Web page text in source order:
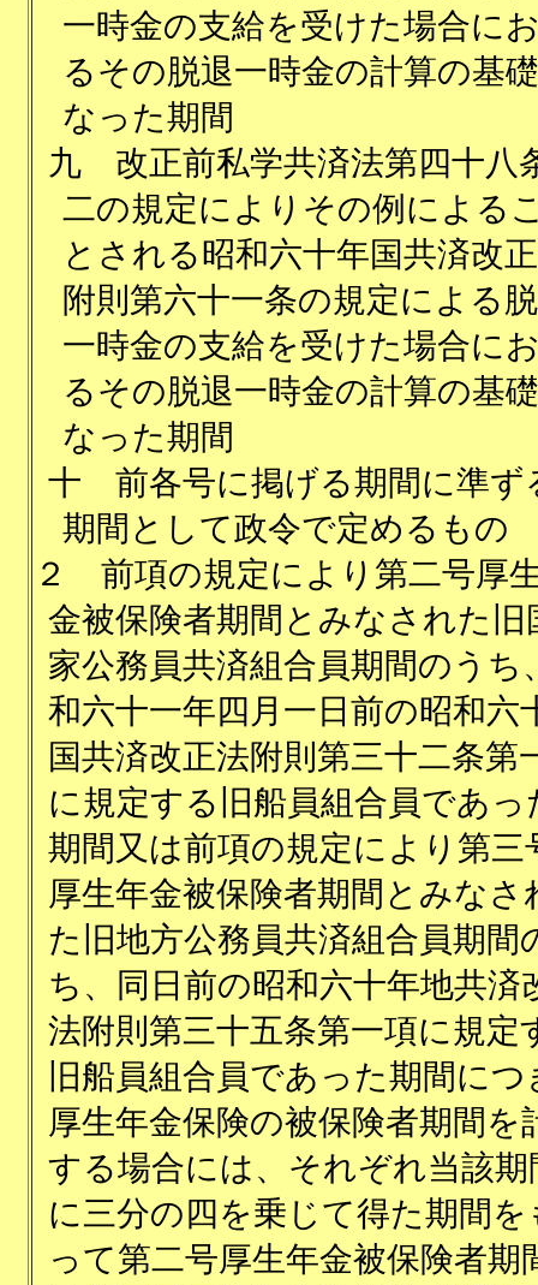
一時金の支給を受けた場合に
るその脱退一時金の計算の基
なった期間
九
改正前私学共済法第四十八
二の規定によりその例による
とされる昭和六十年国共済改
附則第六十一条の規定による
一時金の支給を受けた場合に
るその脱退一時金の計算の基
なった期間
十
前各号に掲げる期間に準ず
期間として政令で定めるもの
２
前項の規定により第二号厚
金被保険者期間とみなされた旧
家公務員共済組合員期間のうち
和六十一年四月一日前の昭和六
国共済改正法附則第三十二条第
に規定する旧船員組合員であっ
期間又は前項の規定により第三
厚生年金被保険者期間とみなさ
た旧地方公務員共済組合員期間
ち、同日前の昭和六十年地共済
法附則第三十五条第一項に規定
旧船員組合員であった期間につ
厚生年金保険の被保険者期間を
する場合には、それぞれ当該期
に三分の四を乗じて得た期間を
って第二号厚生年金被保険者期